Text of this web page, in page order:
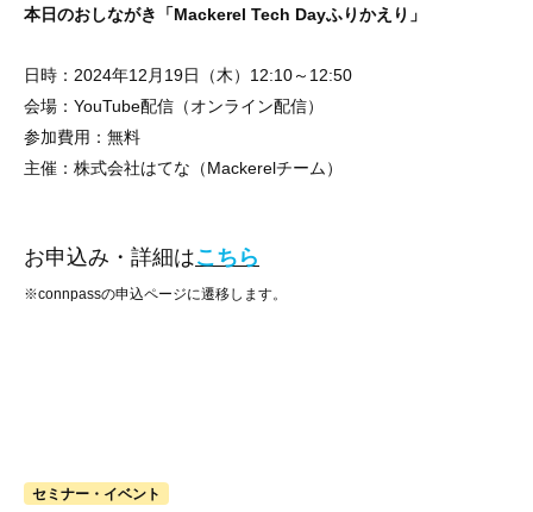
本日のおしながき「Mackerel Tech Dayふりかえり」
日時：2024年12月19日（木）12:10～12:50
会場：YouTube配信（オンライン配信）
参加費用：無料
主催：株式会社はてな（Mackerelチーム）
お申込み・詳細はこちら
※connpassの申込ページに遷移します。
セミナー・イベント